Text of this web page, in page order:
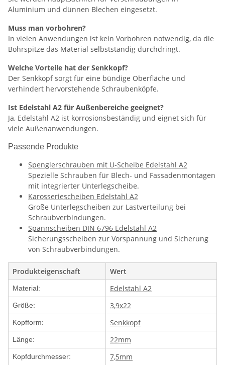
Aluminium und dünnen Blechen eingesetzt.
Muss man vorbohren?
In vielen Anwendungen ist kein Vorbohren notwendig, da die
Bohrspitze das Material selbstständig durchdringt.
Welche Vorteile hat der Senkkopf?
Der Senkkopf sorgt für eine bündige Oberfläche und
verhindert hervorstehende Schraubenköpfe.
Ist Edelstahl A2 für Außenbereiche geeignet?
Ja, Edelstahl A2 ist korrosionsbeständig und eignet sich für
viele Außenanwendungen.
Passende Produkte
Spenglerschrauben mit U-Scheibe Edelstahl A2
Spezielle Schrauben für Blech- und Fassadenmontagen
mit integrierter Unterlegscheibe.
Karosseriescheiben Edelstahl A2
Große Unterlegscheiben zur Lastverteilung bei
Schraubverbindungen.
Spannscheiben DIN 6796 Edelstahl A2
Sicherungsscheiben zur Vorspannung und Sicherung
von Schraubverbindungen.
Produkteigenschaft Wert
Material: Edelstahl A2
Größe: 3,9x22
Kopfform: Senkkopf
Länge: 22mm
Kopfdurchmesser: 7,5mm